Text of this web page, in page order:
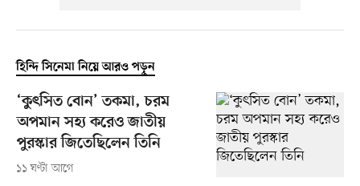
হিন্দি সিনেমা নিয়ে আরও পড়ুন
‘কুৎসিত বোন’ তকমা, চরম
অপমান সহ্য করেও জাতীয়
পুরস্কার জিতেছিলেন তিনি
১১ ঘণ্টা আগে